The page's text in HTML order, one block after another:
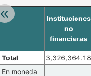
Retroceder:
Instituciones
no
financieras
Total 3,326,364.18
En moneda